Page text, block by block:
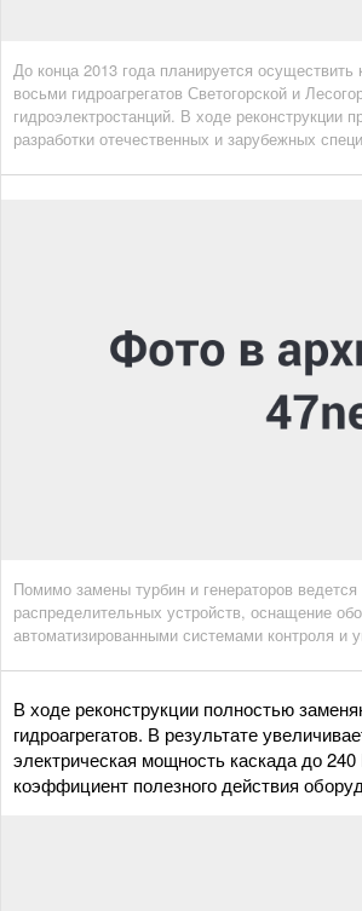
До конца 2013 года планируется
восьми гидроагрегатов Светогорской и
гидроэлектростанций. В ходе реконструкции
разработки отечественных и зарубежных
Помимо замены турбин и генераторов ведется
распределительных устройств, оснащение
автоматизированными системами контроля и
В ходе реконструкции полностью
гидроагрегатов. В результате
электрическая мощность каскада до
коэффициент полезного действия